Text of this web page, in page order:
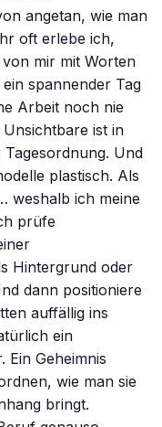
angetan, wie man
oft erlebe ich,
mir mit Worten
spannender Tag
Arbeit noch nie
ist in
Und
plastisch. Als
weshalb ich meine
prüfe
Hintergrund oder
dann positioniere
auffällig ins
ein
Geheimnis
wie man sie
bringt.